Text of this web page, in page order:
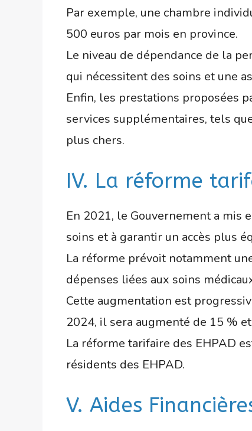
Par exemple, une chambre
500 euros par mois en province.
Le niveau de dépendance de la
qui nécessitent des soins et une
Enfin, les prestations proposées
services supplémentaires, tels
plus chers.
IV. La réforme
En 2021, le Gouvernement a mis
soins et à garantir un accès plus
La réforme prévoit notamment
dépenses liées aux soins
Cette augmentation est
2024, il sera augmenté de 15 %
La réforme tarifaire des EHPAD
résidents des EHPAD.
V. Aides